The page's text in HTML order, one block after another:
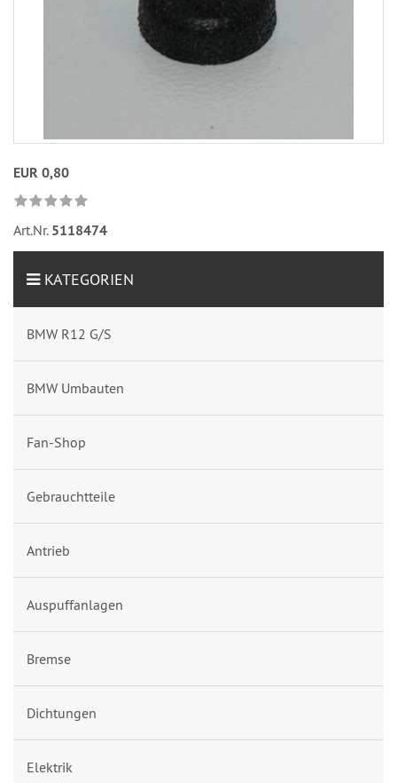
EUR 0,80
Art.Nr. 5118474
KATEGORIEN
BMW R12 G/S
BMW Umbauten
Fan-Shop
Gebrauchtteile
Antrieb
Auspuffanlagen
Bremse
Dichtungen
Elektrik